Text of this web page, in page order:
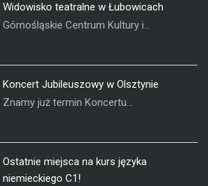
Widowisko teatralne w Łubowicach
Górnośląskie Centrum Kultury i...
Koncert Jubileuszowy w Olsztynie
Znamy już termin Koncertu...
Ostatnie miejsca na kurs języka
niemieckiego C1!